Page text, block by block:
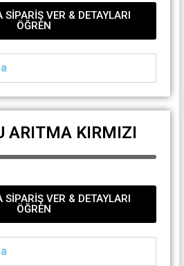
SİPARİŞ VER & DETAYLARI
ÖĞREN
ARITMA KIRMIZI
SİPARİŞ VER & DETAYLARI
ÖĞREN